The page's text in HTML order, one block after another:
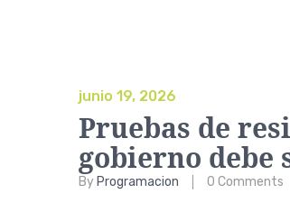
junio 19, 2026
Pruebas de
gobierno debe
By Programacion 0 Comments